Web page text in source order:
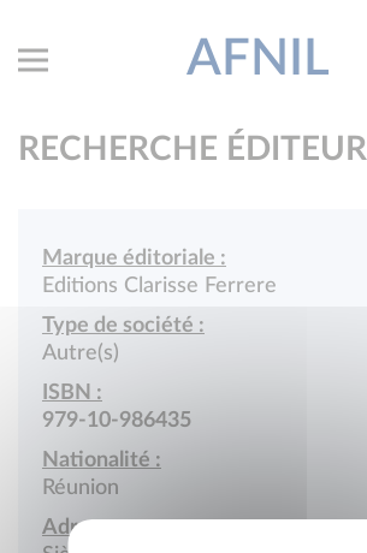
AFNIL
RECHERCHE ÉDITEUR
Marque éditoriale :
Editions Clarisse Ferrere
Type de société :
Autre(s)
ISBN :
979-10-986435
Nationalité :
Réunion
Adresse :